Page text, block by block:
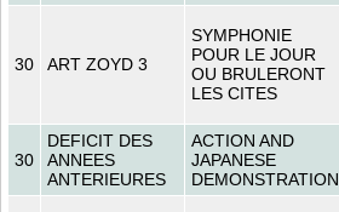
30 ART ZOYD 3
SYMPHONIE
POUR LE JOUR
OU BRULERONT
LES CITES
30
DEFICIT DES
ANNEES
ANTERIEURES
ACTION AND
JAPANESE
DEMONSTRATION